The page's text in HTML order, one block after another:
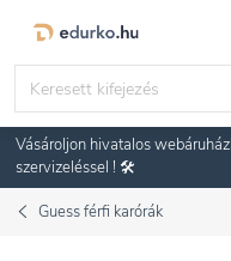
Vásároljon hivatalos
szervizeléssel ! 🛠️
Guess férfi karórák